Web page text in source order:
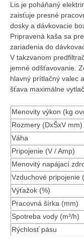
Lis je poháňaný
zaisťuje presné
dosky a dávkovacie
Pripravená kaša sa
zariadenia do
V takzvanom
jemné odšťavovanie.
hlavný prítlačný valec
šťava maximálne
Menovity výkon (kg
Rozmery (DxŠxV mm)
Váha
Pripojenie (V / Amp)
Menovitý napájací
Vzduchové pripojenie
Výťažok (%)
Pracovná šírka (mm)
Spotreba vody (m³/h)
Rýchlosť pásu